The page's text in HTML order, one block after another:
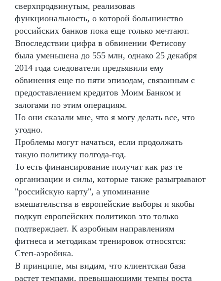
сверхпродвинутым, реализовав
функциональность, о которой большинство
российских банков пока еще только мечтают.
Впоследствии цифра в обвинении Фетисову
была уменьшена до 555 млн, однако 25 декабря
2014 года следователи предъявили ему
обвинения еще по пяти эпизодам, связанным с
предоставлением кредитов Моим Банком и
залогами по этим операциям.
Но они сказали мне, что я могу делать все, что
угодно.
Проблемы могут начаться, если продолжать
такую политику полгода-год.
То есть финансирование получат как раз те
организации и силы, которые также разыгрывают
"российскую карту", а упоминание
вмешательства в европейские выборы и якобы
подкуп европейских политиков это только
подтверждает. К аэробным направлениям
фитнеса и методикам тренировок относятся:
Степ-аэробика.
В принципе, мы видим, что клиентская база
растет темпами, превышающими темпы роста